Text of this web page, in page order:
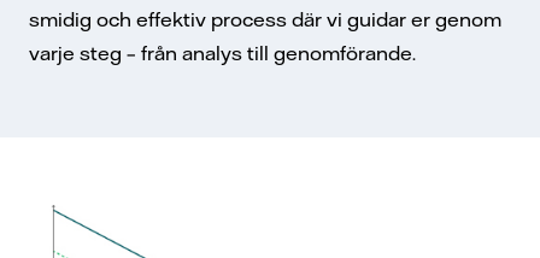
smidig och effektiv process där vi guidar er genom
varje steg – från analys till genomförande.